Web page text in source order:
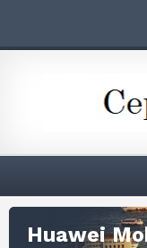
Huawei